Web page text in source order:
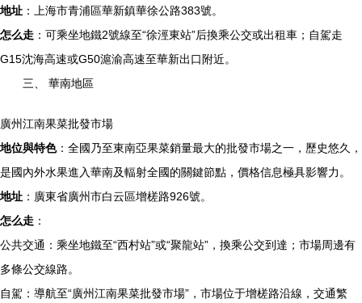
地址 ：上海市青浦區華新鎮華徐公路383號。
怎么走 ：可乘坐地鐵2號線至“徐涇東站”后換乘公交或出租車；自駕走
G15沈海高速或G50滬渝高速至華新出口附近。
三、 華南地區
廣州江南果菜批發市場
地位與特色：全國乃至東南亞果菜銷量最大的批發市場之一，歷史悠久，
是國內外水果進入華南及輻射全國的關鍵節點，價格信息極具影響力。
地址 ：廣東省廣州市白云區增槎路926號。
怎么走 ：
公共交通：乘坐地鐵至“西村站”或“聚龍站”，換乘公交到達；市場周邊有
多條公交線路。
自駕：導航至“廣州江南果菜批發市場”，市場位于增槎路沿線，交通繁